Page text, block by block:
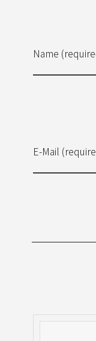
Name
E-Mail